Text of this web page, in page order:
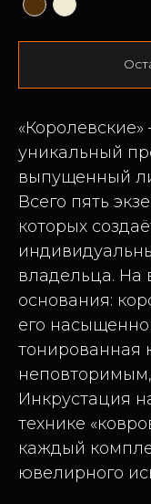
уникальный
выпущенный
Всего пять
которых
владельца.
основания:
его
тонированная
Инкрустация
технике
каждый
ювелирного